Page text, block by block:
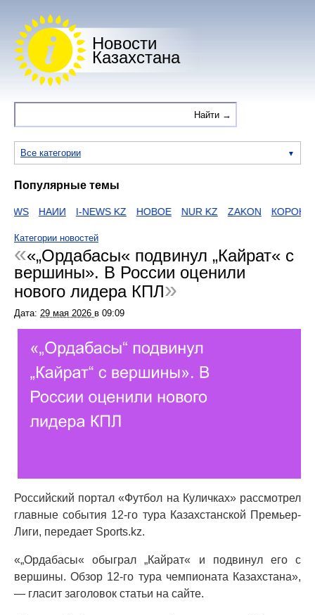
Новости
Казахстана
Все категории
Популярные темы
НАИИ I-NEWS KZ НОВОЕ NUR KZ ZAKON
Категории новостей
«„Ордабасы« подвинул „Кайрат« с
вершины». В России оценили
нового лидера КПЛ
Дата: 29 мая 2026 в 09:09
Российский портал «Футбол на Куличках» рассмотрел
главные события 12-го тура Казахстанской Премьер-
Лиги, передает Sports.kz.
«„Ордабасы« обыграл „Кайрат« и подвинул его с
вершины. Обзор 12-го тура чемпионата Казахстана»,
— гласит заголовок статьи на сайте.